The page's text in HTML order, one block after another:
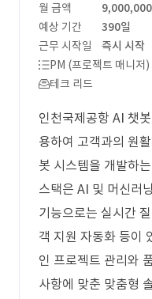
월 금액
예상 기간
390일
근무 시작일
즉시 시작
PM (프로젝트 매니저)
테크 리드
인천국제공항 AI 챗
용하여 고객과의 원
봇 시스템을 개발하
스택은 AI 및 머신러
기능으로는 실시간
객 지원 자동화 등이
인 프로젝트 관리와
사항에 맞춘 맞춤형